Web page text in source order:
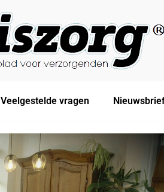
Veelgestelde vragen